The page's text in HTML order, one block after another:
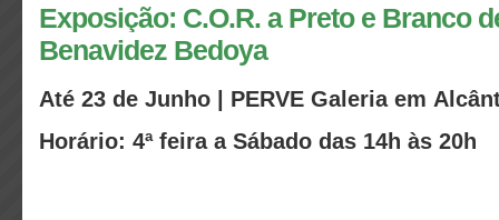
Exposição: C.O.R. a Preto e Branco
Benavidez Bedoya
Até 23 de Junho | PERVE Galeria em
Horário: 4ª feira a Sábado das 14h às 20h